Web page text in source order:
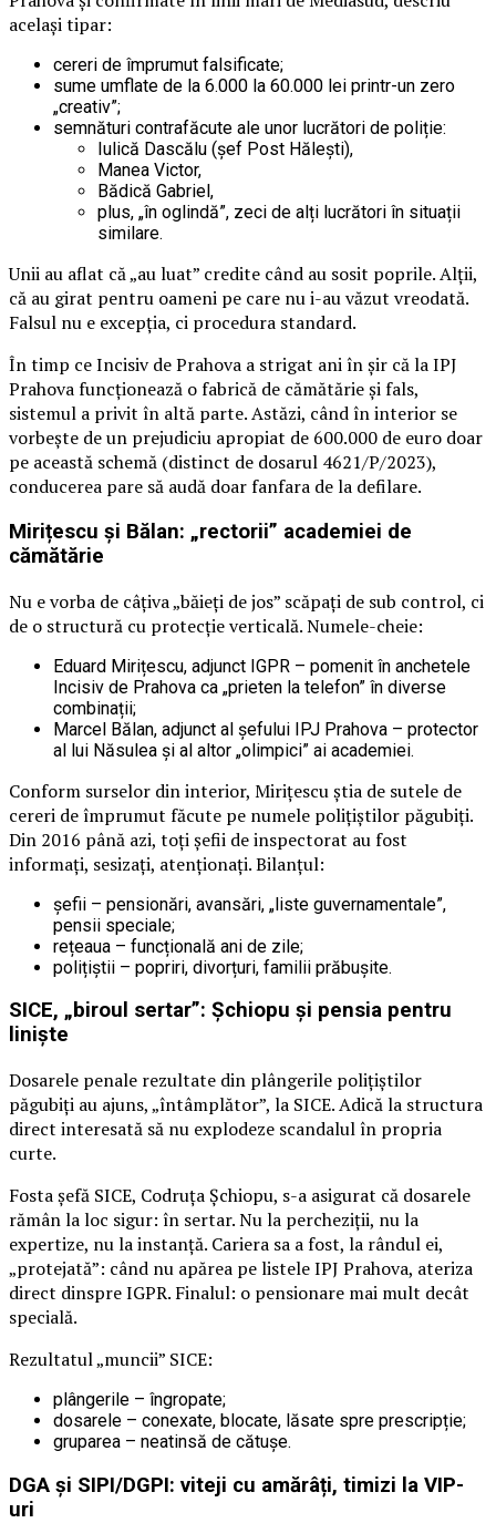
același tipar:
cereri de împrumut falsificate;
sume umflate de la 6.000 la 60.000 lei printr-un zero
„creativ”;
semnături contrafăcute ale unor lucrători de poliție:
Iulică Dascălu (șef Post Hălești),
Manea Victor,
Bădică Gabriel,
plus, „în oglindă”, zeci de alți lucrători în situații
similare.
Unii au aflat că „au luat” credite când au sosit poprile. Alții,
că au girat pentru oameni pe care nu i-au văzut vreodată.
Falsul nu e excepția, ci procedura standard.
În timp ce Incisiv de Prahova a strigat ani în șir că la IPJ
Prahova funcționează o fabrică de cămătărie și fals,
sistemul a privit în altă parte. Astăzi, când în interior se
vorbește de un prejudiciu apropiat de 600.000 de euro doar
pe această schemă (distinct de dosarul 4621/P/2023),
conducerea pare să audă doar fanfara de la defilare.
Mirițescu și Bălan: „rectorii” academiei de
cămătărie
Nu e vorba de câțiva „băieți de jos” scăpați de sub control, ci
de o structură cu protecție verticală. Numele-cheie:
Eduard Mirițescu, adjunct IGPR – pomenit în anchetele
Incisiv de Prahova ca „prieten la telefon” în diverse
combinații;
Marcel Bălan, adjunct al șefului IPJ Prahova – protector
al lui Năsulea și al altor „olimpici” ai academiei.
Conform surselor din interior, Mirițescu știa de sutele de
cereri de împrumut făcute pe numele polițiștilor păgubiți.
Din 2016 până azi, toți șefii de inspectorat au fost
informați, sesizați, atenționați. Bilanțul:
șefii – pensionări, avansări, „liste guvernamentale”,
pensii speciale;
rețeaua – funcțională ani de zile;
polițiștii – popriri, divorțuri, familii prăbușite.
SICE, „biroul sertar”: Șchiopu și pensia pentru
liniște
Dosarele penale rezultate din plângerile polițiștilor
păgubiți au ajuns, „întâmplător”, la SICE. Adică la structura
direct interesată să nu explodeze scandalul în propria
curte.
Fosta șefă SICE, Codruța Șchiopu, s-a asigurat că dosarele
rămân la loc sigur: în sertar. Nu la percheziții, nu la
expertize, nu la instanță. Cariera sa a fost, la rândul ei,
„protejată”: când nu apărea pe listele IPJ Prahova, ateriza
direct dinspre IGPR. Finalul: o pensionare mai mult decât
specială.
Rezultatul „muncii” SICE:
plângerile – îngropate;
dosarele – conexate, blocate, lăsate spre prescripție;
gruparea – neatinsă de cătușe.
DGA și SIPI/DGPI: viteji cu amărâți, timizi la VIP-
uri